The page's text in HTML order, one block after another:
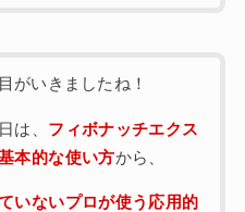
がいきましたね！
は、 フィボナッチエクス
本的な使い方から、
いないプロが使う応用的